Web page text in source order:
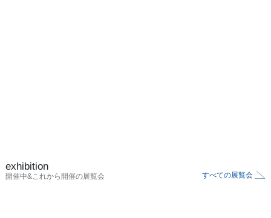
exhibition
開催中&これから開催の展覧会 すべての展覧会